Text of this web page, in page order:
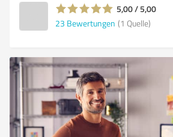
5,00 / 5,00
23 Bewertungen (1 Quelle)